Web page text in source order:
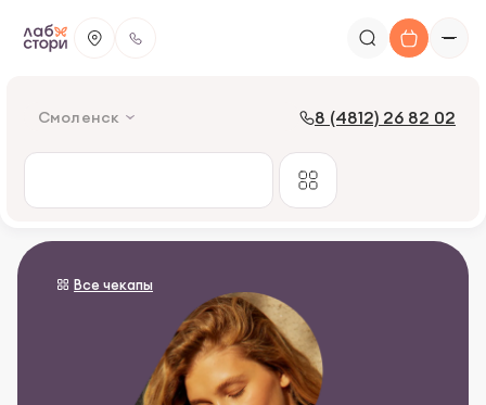
Смоленск 8 (4812) 26 82 02
Все чекапы